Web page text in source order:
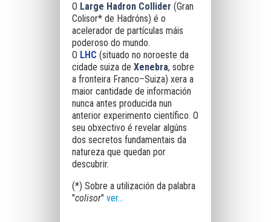
O Large Hadron Collider (Gran
Colisor* de Hadróns) é o
acelerador de partículas máis
poderoso do mundo.
O LHC (situado no noroeste da
cidade suiza de Xenebra, sobre
a fronteiraFranco–Suiza) xera a
maior cantidade de información
nunca antes producida nun
anterior experimento científico. O
seu obxectivo é revelar algúns
dos secretos fundamentais da
natureza que quedan por
descubrir.
(*) Sobre a utilización da palabra
"colisor" ver...